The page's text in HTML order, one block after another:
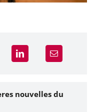
nouvelles du